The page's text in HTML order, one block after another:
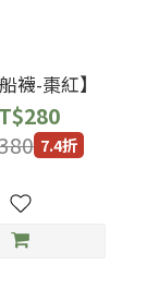
襪-棗紅】
7.4折